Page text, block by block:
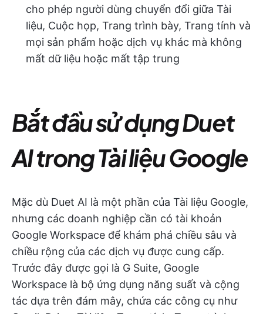
cho phép người dùng chuyển đổi giữa Tài
liệu, Cuộc họp, Trang trình bày, Trang tính và
mọi sản phẩm hoặc dịch vụ khác mà không
mất dữ liệu hoặc mất tập trung
Bắt đầu sử dụng Duet
AI trong Tài liệu Google
Mặc dù Duet AI là một phần của Tài liệu Google,
nhưng các doanh nghiệp cần có tài khoản
Google Workspace để khám phá chiều sâu và
chiều rộng của các dịch vụ được cung cấp.
Trước đây được gọi là G Suite, Google
Workspace là bộ ứng dụng năng suất và cộng
tác dựa trên đám mây, chứa các công cụ như